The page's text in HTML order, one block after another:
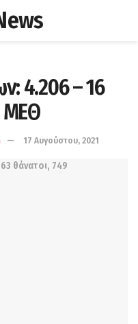
4.206 – 16
ΜΕΘ
17 Αυγούστου, 2021